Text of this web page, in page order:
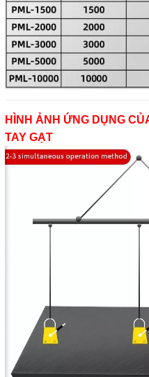
HÌNH ẢNH ỨNG DỤNG
TAY GẠT